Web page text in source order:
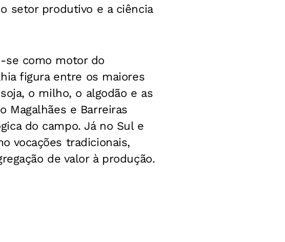
setor produtivo e a ciência
se como motor do
figura entre os maiores
o milho, o algodão e as
Magalhães e Barreiras
do campo. Já no Sul e
vocações tradicionais,
de valor à produção.